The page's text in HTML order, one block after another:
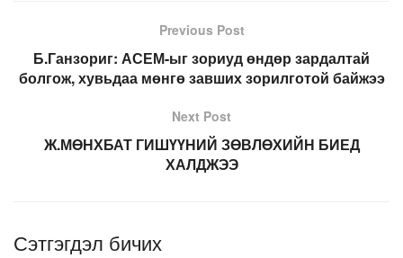
Previous Post
Б.Ганзориг: АСЕМ-ыг зориуд өндөр зардалтай
болгож, хувьдаа мөнгө завших зорилготой байжээ
Next Post
Ж.МӨНХБАТ ГИШҮҮНИЙ ЗӨВЛӨХИЙН БИЕД
ХАЛДЖЭЭ
Сэтгэгдэл бичих